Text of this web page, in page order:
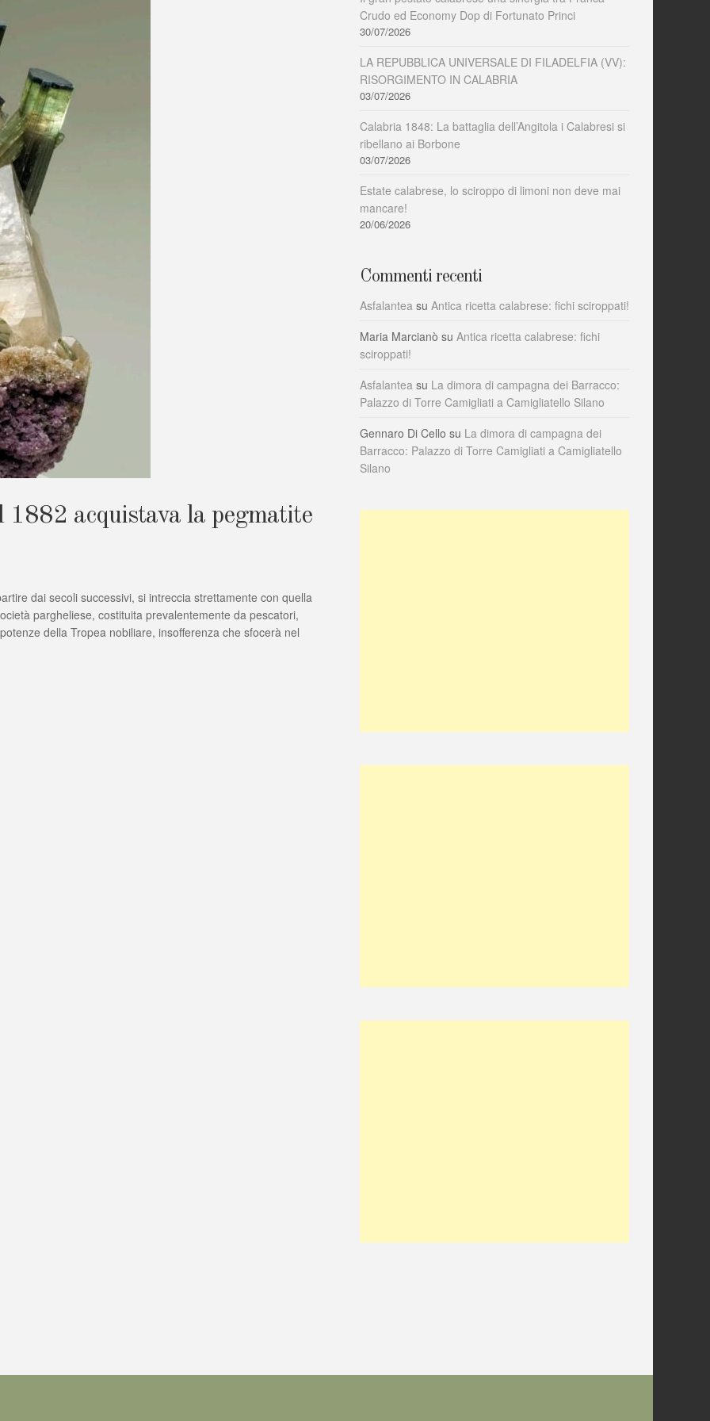
acquistava la pegmatite
dai secoli successivi, si intreccia strettamente con quella
pargheliese, costituita prevalentemente da pescatori,
della Tropea nobiliare, insofferenza che sfocerà nel
Crudo ed Economy Dop di Fortunato Princi
30/07/2026
LA REPUBBLICA UNIVERSALE DI FILADELFIA (VV):
RISORGIMENTO IN CALABRIA
03/07/2026
Calabria 1848: La battaglia dell’Angitola i Calabresi si
ribellano ai Borbone
03/07/2026
Estate calabrese, lo sciroppo di limoni non deve mai
mancare!
20/06/2026
Commenti recenti
Asfalantea su Antica ricetta calabrese: fichi sciroppati!
Maria Marcianò su Antica ricetta calabrese: fichi
sciroppati!
Asfalantea su La dimora di campagna dei Barracco:
Palazzo di Torre Camigliati a Camigliatello Silano
Gennaro Di Cello su La dimora di campagna dei
Barracco: Palazzo di Torre Camigliati a Camigliatello
Silano